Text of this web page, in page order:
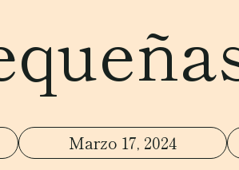
Marzo 17, 2024